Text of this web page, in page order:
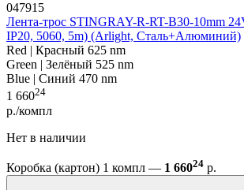
047915
Лента-трос STINGRAY-R-RT-B30-10mm
IP20, 5060, 5m) (Arlight, Сталь+Алюминий)
Red | Красный 625 nm
Green | Зелёный 525 nm
Blue | Синий 470 nm
1 66024
р./компл
Нет в наличии
Коробка (картон) 1 компл — 1 66024 р.